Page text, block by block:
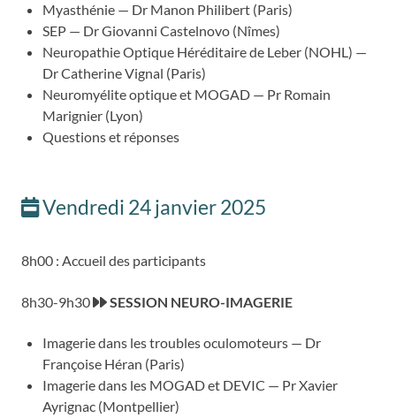
Myasthénie — Dr Manon Philibert (Paris)
SEP — Dr Giovanni Castelnovo (Nîmes)
Neuropathie Optique Héréditaire de Leber (NOHL) —
Dr Catherine Vignal (Paris)
Neuromyélite optique et MOGAD — Pr Romain
Marignier (Lyon)
Questions et réponses
Vendredi 24 janvier 2025
8h00 : Accueil des participants
8h30-9h30 SESSION NEURO-IMAGERIE
Imagerie dans les troubles oculomoteurs — Dr
Françoise Héran (Paris)
Imagerie dans les MOGAD et DEVIC — Pr Xavier
Ayrignac (Montpellier)